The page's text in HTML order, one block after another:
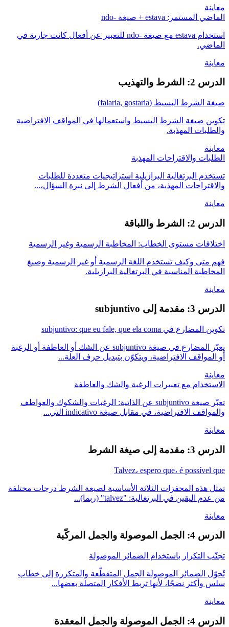
معاينة
الماضي المستمر: estava + صيغة -ndo
استخدام estava مع صيغة -ndo للتعبير عن أفعال كانت جارية في
الماضي.
معاينة
الدرس 2: الشرط والتهذيب
صيغة الشرط البسيط (falaria, gostaria)
تكوين صيغة الشرط البسيط واستعمالها في المواقف الافتراضية
والطلبات المهذبة.
معاينة
الطلبات والاقتراحات المهذبة
تستخدم البرتغالية البرازيلية استراتيجيات متعددة للطلبات
والاقتراحات المهذبة، من أفعال الشرط إلى نبرة السؤال،...
معاينة
الدرس 2: الشرط واللباقة
اختلافات مستوى الخطاب: المخاطبة الرسمية وغير الرسمية
فهم متى وكيف تستخدم اللغة الرسمية أو غير الرسمية وصيغ
المخاطبة المناسبة في البرتغالية البرازيلية.
معاينة
الدرس 3: مقدمة إلى subjuntivo
تكوين المضارع في subjuntivo: que eu fale, que ela coma
يعبّر المضارع في صيغة subjuntivo عن الشك أو العاطفة أو الرغبة
أو المواقف الافتراضية، ويتكوّن بتبديل حرف العلة...
معاينة
الاستخدام مع تعبيرات الرغبة والشك والعاطفة
تعبّر صيغة subjuntivo عن الذاتية: الرغبات والشكوك والعواطف
والمواقف الافتراضية، في مقابل صيغة indicativo التي...
معاينة
الدرس 3: مقدمة إلى صيغة الشرط
Talvez، espero que، é possível que
تمثل هذه المحفزات الثلاثة الأساسية لصيغة الشرط درجات مختلفة
من عدم اليقين في البرتغالية: "talvez" (ربما)...
معاينة
الدرس 4: الجمل الموصولة والجمل المركّبة
تجنّب التكرار باستخدام الضمائر الموصولة
تُحوّل الضمائر الموصولة الجمل المتقطّعة والمتكررة إلى خطاب
سلس وأكثر نضجًا، لأنها تربط الأفكار المتصلة بعضها...
معاينة
الدرس 4: الجمل الموصولة والجمل المعقدة